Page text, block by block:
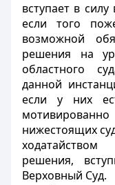
вступает в
если того
возможной
решения на
областного
данной
если у них
нижестоящих
решения,
Верховный Суд.